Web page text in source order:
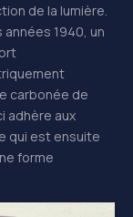
de la lumière.
années 1940, un
carbonée de
adhère aux
qui est ensuite
forme